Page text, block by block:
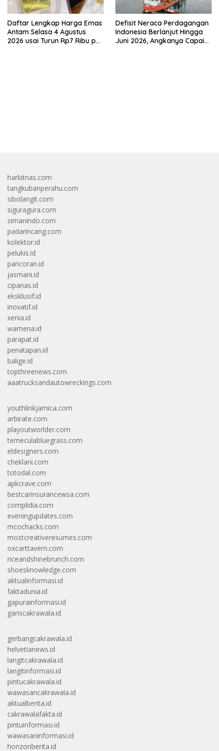
Daftar Lengkap Harga Emas
Antam Selasa 4 Agustus
2026 usai Turun Rp7 Ribu per
Defisit Neraca Perdagangan
Indonesia Berlanjut Hingga
Juni 2026, Angkanya Capai
harkitnas.com
tangkubanperahu.com
sibolangit.com
siguragura.com
simanindo.com
padarincang.com
kolektor.id
pelukis.id
pancoran.id
jasmani.id
cipanas.id
eksklusif.id
inovatif.id
xenia.id
wamena.id
parapat.id
penatapan.id
balige.id
topthreenews.com
aaatrucksandautowreckings.com
youthlinkjamica.com
arbirate.com
playoutworlder.com
temeculabluegrass.com
eldesigners.com
cheklani.com
totodal.com
apkcrave.com
bestcarinsurancewsa.com
complidia.com
eveningupdates.com
mcochacks.com
mostcreativeresumes.com
oxcarttavern.com
riceandshinebrunch.com
shoesknowledge.com
aktualinformasi.id
faktadunia.id
gapurainformasi.id
gariscakrawala.id
gerbangcakrawala.id
helvetianews.id
langitcakrawala.id
langitinformasi.id
pintucakrawala.id
wawasancakrawala.id
aktualberita.id
cakrawalafakta.id
pintuinformasi.id
wawasaninformasi.id
horizonberita.id